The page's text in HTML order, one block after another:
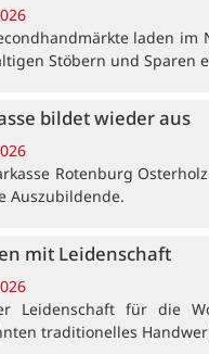
laden im
Stöbern und Sparen
bildet wieder aus
Rotenburg
Auszubildende.
mit Leidenschaft
Leidenschaft für die
traditionelles